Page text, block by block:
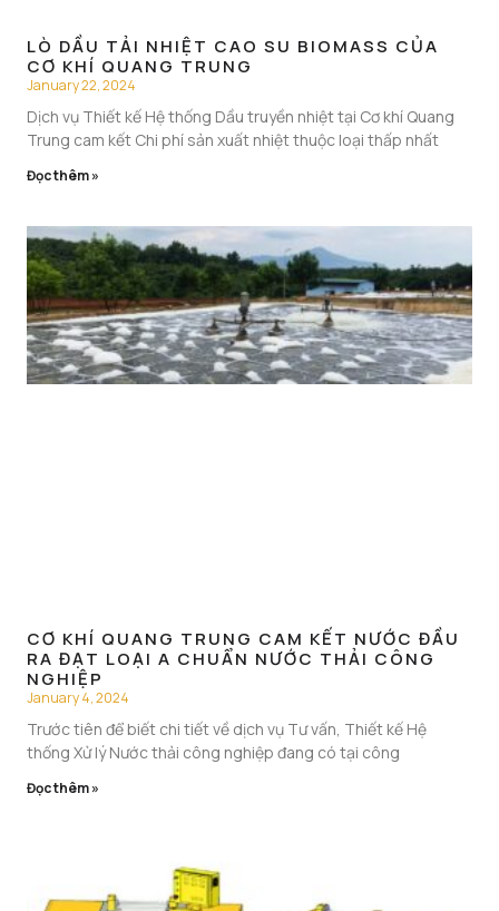
LÒ DẦU TẢI NHIỆT CAO SU BIOMASS CỦA
CƠ KHÍ QUANG TRUNG
January 22, 2024
Dịch vụ Thiết kế Hệ thống Dầu truyền nhiệt tại Cơ khí Quang
Trung cam kết Chi phí sản xuất nhiệt thuộc loại thấp nhất
Đọc thêm »
CƠ KHÍ QUANG TRUNG CAM KẾT NƯỚC ĐẦU
RA ĐẠT LOẠI A CHUẨN NƯỚC THẢI CÔNG
NGHIỆP
January 4, 2024
Trước tiên để biết chi tiết về dịch vụ Tư vấn, Thiết kế Hệ
thống Xử lý Nước thải công nghiệp đang có tại công
Đọc thêm »